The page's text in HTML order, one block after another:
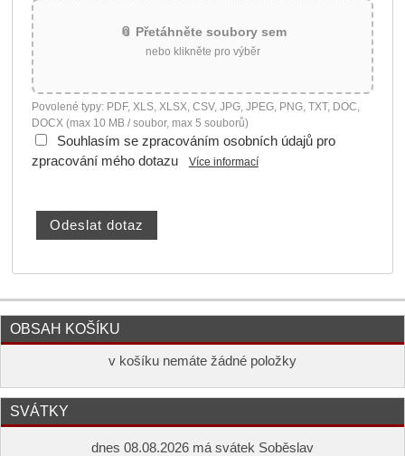
📎 Přetáhněte soubory sem
nebo klikněte pro výběr
Povolené typy: PDF, XLS, XLSX, CSV, JPG, JPEG, PNG, TXT, DOC,
DOCX (max 10 MB / soubor, max 5 souborů)
Souhlasím se zpracováním osobních údajů pro
zpracování mého dotazu
Více informací
OBSAH KOŠÍKU
v košíku nemáte žádné položky
SVÁTKY
dnes 08.08.2026 má svátek Soběslav